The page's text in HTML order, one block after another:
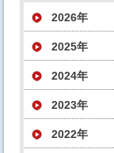
2026年
2025年
2024年
2023年
2022年